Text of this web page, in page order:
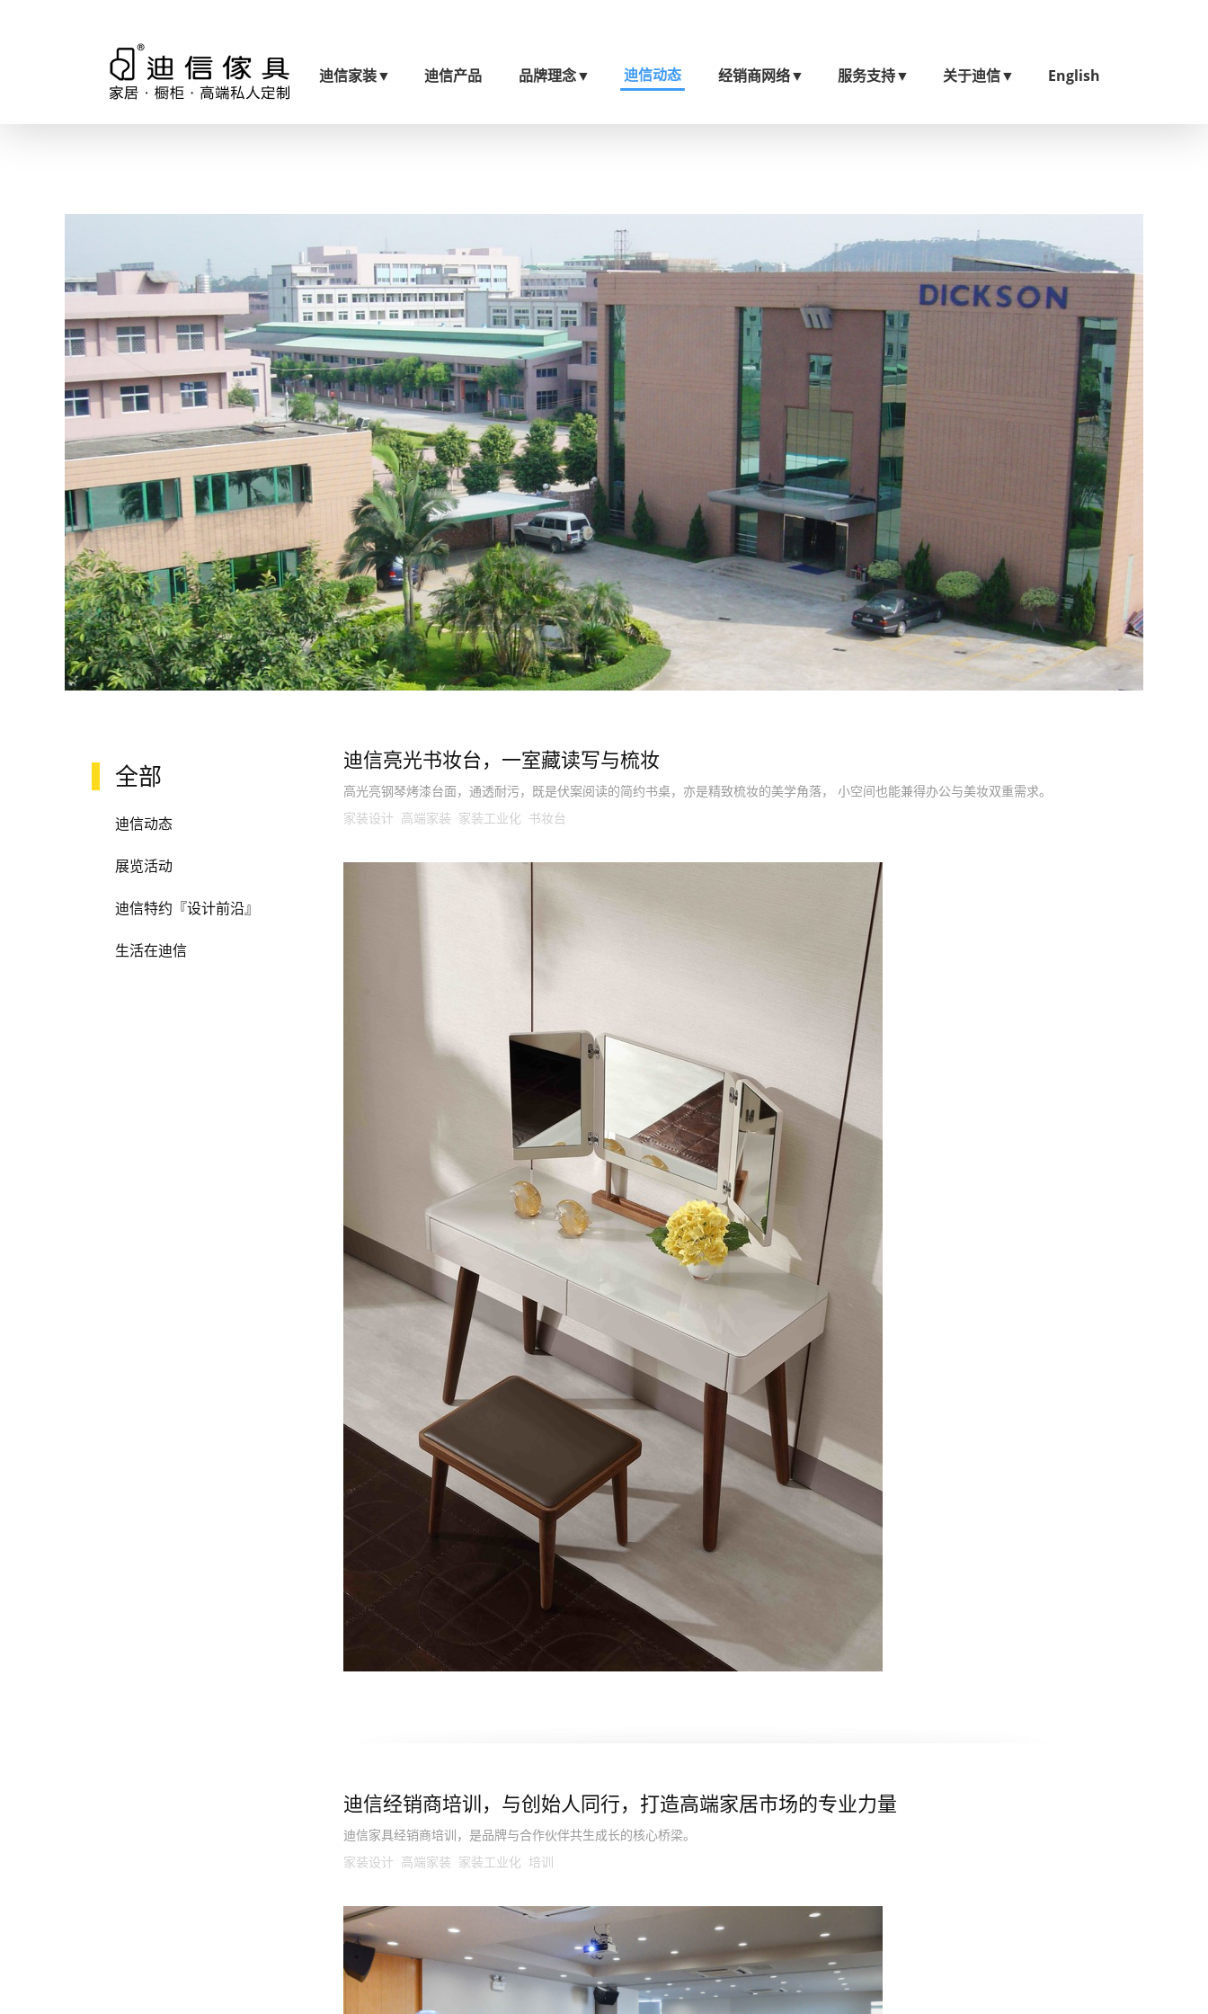
迪信家装▼ 迪信产品 品牌理念▼ 迪信动态 经销商网络▼ 服务支持▼ 关于迪信▼ English
全部
迪信动态
展览活动
迪信特约『设计前沿』
生活在迪信
迪信亮光书妆台，一室藏读写与梳妆
高光亮钢琴烤漆台面，通透耐污，既是伏案阅读的简约书桌，亦是精致梳妆的美学角落， 小空间也能兼得办公与美妆双重需求。
家装设计 高端家装 家装工业化 书妆台
迪信经销商培训，与创始人同行，打造高端家居市场的专业力量
迪信家具经销商培训，是品牌与合作伙伴共生成长的核心桥梁。
家装设计 高端家装 家装工业化 培训